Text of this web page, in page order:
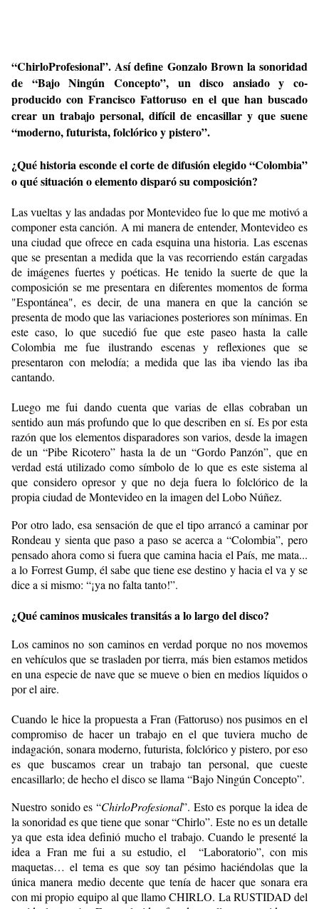
“ChirloProfesional”. Así define Gonzalo Brown la sonoridad
de “Bajo Ningún Concepto”, un disco ansiado y co-
producido con Francisco Fattoruso en el que han buscado
crear un trabajo personal, difícil de encasillar y que suene
“moderno, futurista, folclórico y pistero”.
¿Qué historia esconde el corte de difusión elegido “Colombia”
o qué situación o elemento disparó su composición?
Las vueltas y las andadas por Montevideo fue lo que me motivó a
componer esta canción. A mi manera de entender, Montevideo es
una ciudad que ofrece en cada esquina una historia. Las escenas
que se presentan a medida que la vas recorriendo están cargadas
de imágenes fuertes y poéticas. He tenido la suerte de que la
composición se me presentara en diferentes momentos de forma
"Espontánea", es decir, de una manera en que la canción se
presenta de modo que las variaciones posteriores son mínimas. En
este caso, lo que sucedió fue que este paseo hasta la calle
Colombia me fue ilustrando escenas y reflexiones que se
presentaron con melodía; a medida que las iba viendo las iba
cantando.
Luego me fui dando cuenta que varias de ellas cobraban un
sentido aun más profundo que lo que describen en sí. Es por esta
razón que los elementos disparadores son varios, desde la imagen
de un “Pibe Ricotero” hasta la de un “Gordo Panzón”, que en
verdad está utilizado como símbolo de lo que es este sistema al
que considero opresor y que no deja fuera lo folclórico de la
propia ciudad de Montevideo en la imagen del Lobo Núñez.
Por otro lado, esa sensación de que el tipo arrancó a caminar por
Rondeau y sienta que paso a paso se acerca a “Colombia”, pero
pensado ahora como si fuera que camina hacia el País, me mata...
a lo Forrest Gump, él sabe que tiene ese destino y hacia el va y se
dice a si mismo: “¡ya no falta tanto!”.
¿Qué caminos musicales transitás a lo largo del disco?
Los caminos no son caminos en verdad porque no nos movemos
en vehículos que se trasladen por tierra, más bien estamos metidos
en una especie de nave que se mueve o bien en medios líquidos o
por el aire.
Cuando le hice la propuesta a Fran (Fattoruso) nos pusimos en el
compromiso de hacer un trabajo en el que tuviera mucho de
indagación, sonara moderno, futurista, folclórico y pistero, por eso
es que buscamos crear un trabajo tan personal, que cueste
encasillarlo; de hecho el disco se llama “Bajo Ningún Concepto”.
Nuestro sonido es “ChirloProfesional”. Esto es porque la idea de
la sonoridad es que tiene que sonar “Chirlo”. Este no es un detalle
ya que esta idea definió mucho el trabajo. Cuando le presenté la
idea a Fran me fui a su estudio, el “Laboratorio”, con mis
maquetas… el tema es que soy tan pésimo haciéndolas que la
única manera medio decente que tenía de hacer que sonara era
con mi propio equipo al que llamo CHIRLO. La RUSTIDAD del